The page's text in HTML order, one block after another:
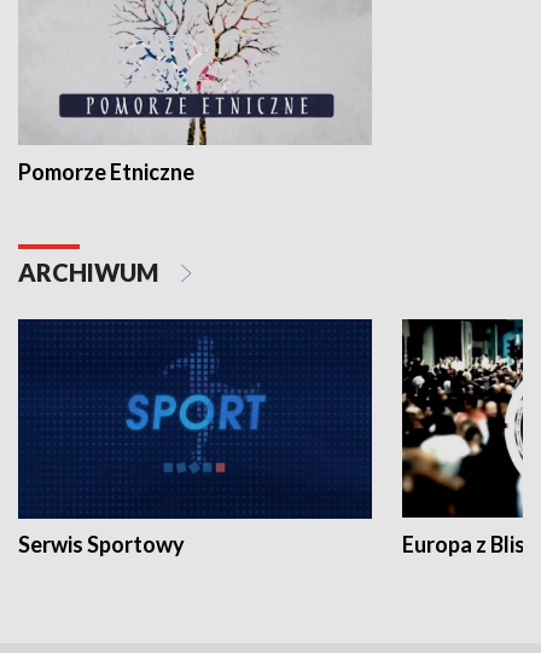
Pomorze Etniczne
ARCHIWUM
Serwis Sportowy Europa z